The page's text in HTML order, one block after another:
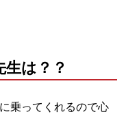
は？？
乗ってくれるので心